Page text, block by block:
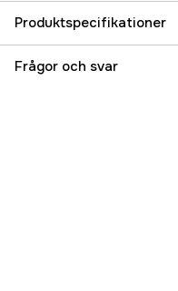
Produktspecifikationer
Referensnummer
Frågor och svar